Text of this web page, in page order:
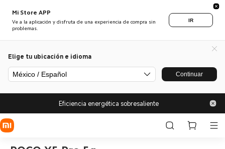
Mi Store APP
Ve a la aplicación y disfruta de una experiencia de compra sin
problemas.
IR
Elige tu ubicación e idioma
México / Español Continuar
Eficiencia energética sobresaliente